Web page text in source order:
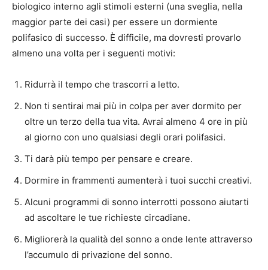
biologico interno agli stimoli esterni (una sveglia, nella
maggior parte dei casi) per essere un dormiente
polifasico di successo. È difficile, ma dovresti provarlo
almeno una volta per i seguenti motivi:
Ridurrà il tempo che trascorri a letto.
Non ti sentirai mai più in colpa per aver dormito per
oltre un terzo della tua vita. Avrai almeno 4 ore in più
al giorno con uno qualsiasi degli orari polifasici.
Ti darà più tempo per pensare e creare.
Dormire in frammenti aumenterà i tuoi succhi creativi.
Alcuni programmi di sonno interrotti possono aiutarti
ad ascoltare le tue richieste circadiane.
Migliorerà la qualità del sonno a onde lente attraverso
l’accumulo di privazione del sonno.